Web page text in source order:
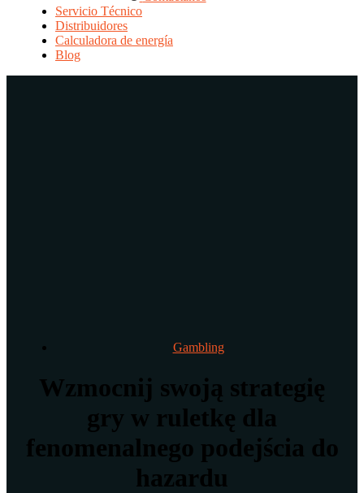
Servicio Técnico
Distribuidores
Calculadora de energía
Blog
Gambling
Wzmocnij swoją strategię
gry w ruletkę dla
fenomenalnego podejścia do
hazardu